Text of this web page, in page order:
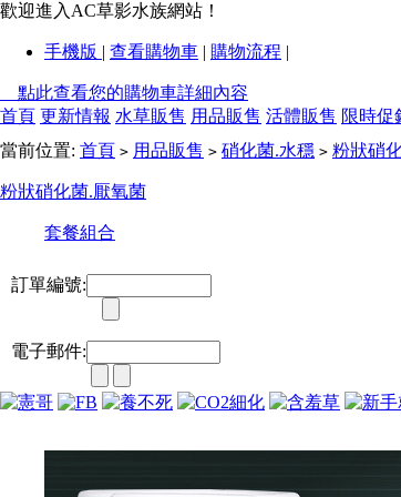
歡迎進入AC草影水族網站！
手機版 | 查看購物車 | 購物流程 |
點此查看您的購物車詳細內容
首頁 更新情報 水草販售 用品販售 活體販售 限時促
當前位置: 首頁 > 用品販售 > 硝化菌.水穩 > 粉狀硝
粉狀硝化菌.厭氧菌
套餐組合
訂單編號:
電子郵件: